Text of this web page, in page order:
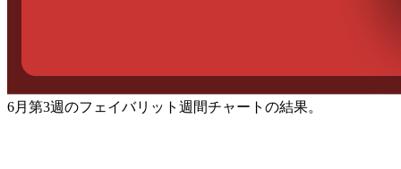
6月第3週のフェイバリット週間チャートの結果。